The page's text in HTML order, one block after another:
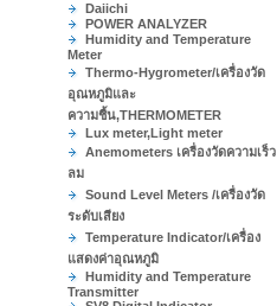
Daiichi
POWER ANALYZER
Humidity and Temperature
Meter
Thermo-Hygrometer/เครื่องวัด
อุณหภูมิและ
ความชื้น,THERMOMETER
Lux meter,Light meter
Anemometers เครื่องวัดความเร็ว
ลม
Sound Level Meters /เครื่องวัด
ระดับเสียง
Temperature Indicator/เครื่อง
แสดงค่าอุณหภูมิ
Humidity and Temperature
Transmitter